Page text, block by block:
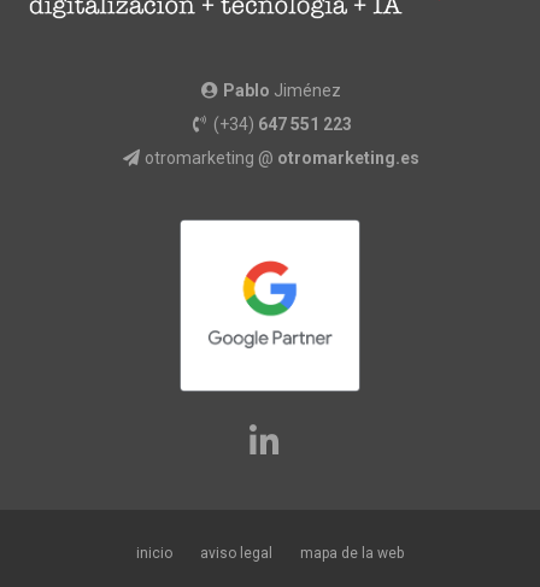
Pablo Jiménez
(+34) 647 551 223
otromarketing @ otromarketing.es
inicio aviso legal mapa de la web